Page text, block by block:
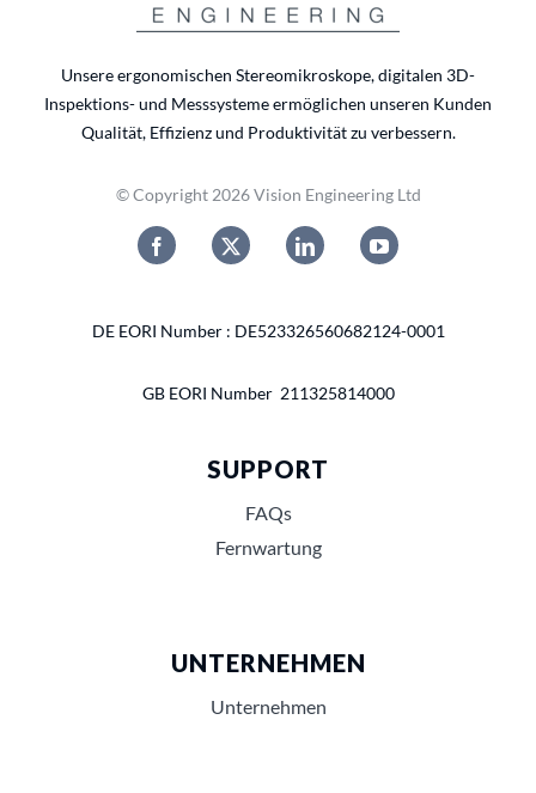
Unsere ergonomischen Stereomikroskope, digitalen 3D-
Inspektions- und Messsysteme ermöglichen unseren Kunden
Qualität, Effizienz und Produktivität zu verbessern.
© Copyright 2026 Vision Engineering Ltd
DE EORI Number : DE523326560682124-0001
GB EORI Number 211325814000
SUPPORT
FAQs
Fernwartung
UNTERNEHMEN
Unternehmen